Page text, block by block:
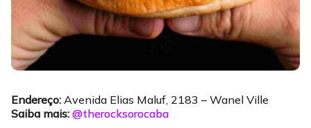
Endereço: Avenida Elias Maluf, 2183 – Wanel Ville
Saiba mais: @therocksorocaba